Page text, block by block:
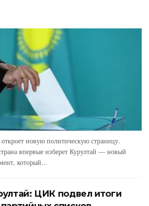
откроет новую политическую страницу.
впервые изберет Курултай — новый
который...
ЦИК подвел итоги